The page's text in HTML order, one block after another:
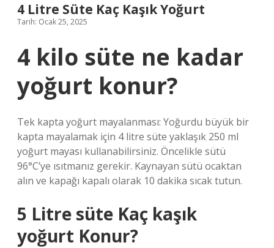
4 Litre Süte Kaç Kaşık Yoğurt
Tarih: Ocak 25, 2025
4 kilo süte ne kadar
yoğurt konur?
Tek kapta yoğurt mayalanması: Yoğurdu büyük bir
kapta mayalamak için 4 litre süte yaklaşık 250 ml
yoğurt mayası kullanabilirsiniz. Öncelikle sütü
96°C’ye ısıtmanız gerekir. Kaynayan sütü ocaktan
alın ve kapağı kapalı olarak 10 dakika sıcak tutun.
5 Litre süte Kaç kaşık
yoğurt Konur?